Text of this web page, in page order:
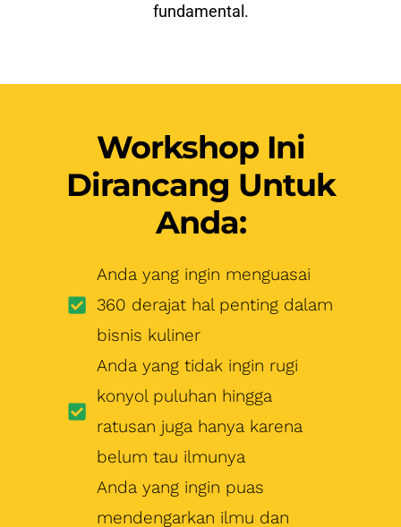
fundamental.
Workshop Ini
Dirancang Untuk
Anda:
Anda yang ingin menguasai
360 derajat hal penting dalam
bisnis kuliner
Anda yang tidak ingin rugi
konyol puluhan hingga
ratusan juga hanya karena
belum tau ilmunya
Anda yang ingin puas
mendengarkan ilmu dan